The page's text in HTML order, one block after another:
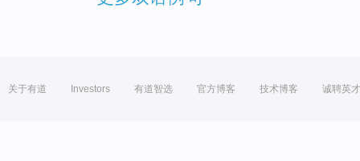
关于有道 Investors 有道智选 官方博客 技术博客 诚聘英才